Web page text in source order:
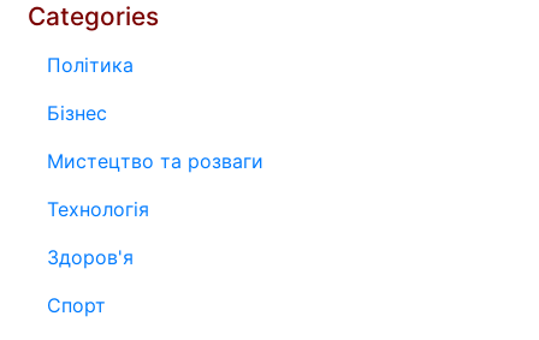
Categories
Політика
Бізнес
Мистецтво та розваги
Технологія
Здоров'я
Спорт